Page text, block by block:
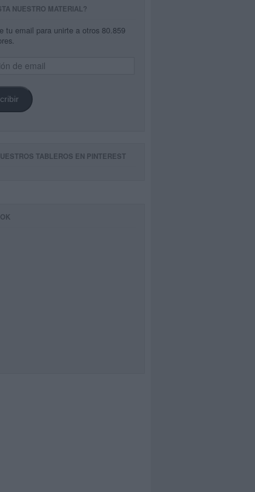
NUESTRO MATERIAL?
tu email para unirte a otros 80.859
TABLEROS EN PINTEREST